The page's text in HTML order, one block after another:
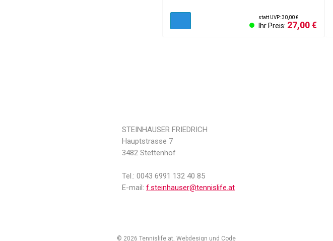
statt UVP: 30,00 €
Ihr Preis: 27,00 €
STEINHAUSER FRIEDRICH
Hauptstrasse 7
3482 Stettenhof
Tel.: 0043 6991 132 40 85
E-mail: f.steinhauser@tennislife.at
© 2026 Tennislife.at, Webdesign und Code